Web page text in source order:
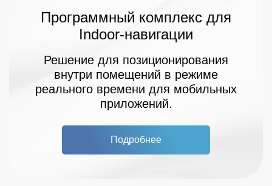
Программный комплекс для
Indoor-навигации
Решение для позиционирования
внутри помещений в режиме
реального времени для мобильных
приложений.
Подробнее